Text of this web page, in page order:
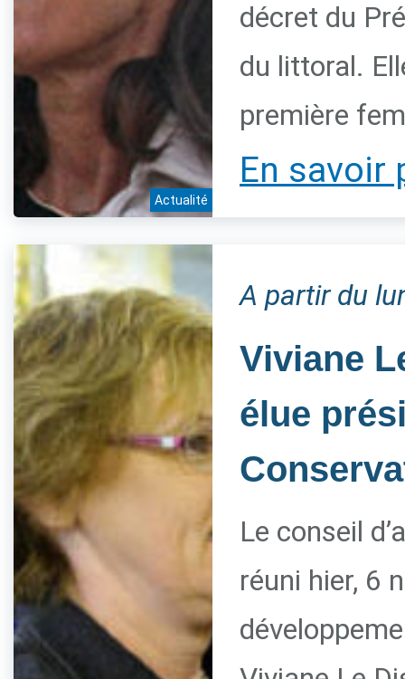
Actualité
décret du
du littoral.
première
En savoir
A partir du
Viviane
élue
Le conseil
réuni hier, 6